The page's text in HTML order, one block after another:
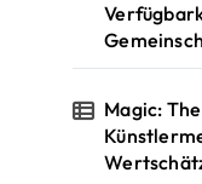
Magic: